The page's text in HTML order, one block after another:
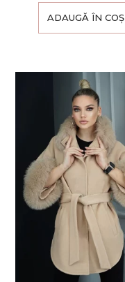
ADAUGĂ ÎN COȘ